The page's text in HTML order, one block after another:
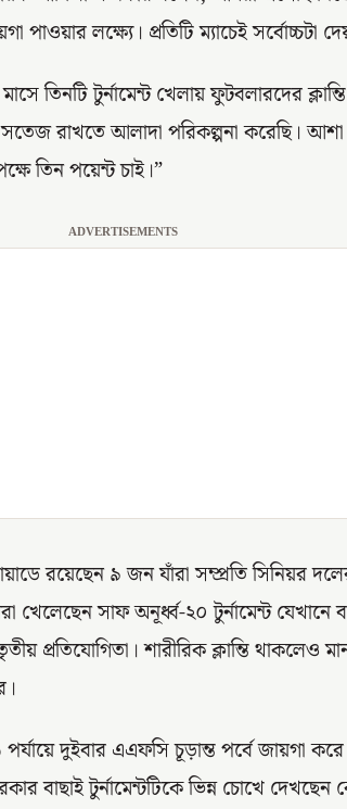
লক্ষ্যে। প্রতিটি ম্যাচেই সর্বোচ্চটা
তিনটি টুর্নামেন্ট খেলায় ফুটবলারদের
রাখতে আলাদা পরিকল্পনা করেছি।
তিন পয়েন্ট চাই।”
ADVERTISEMENTS
রয়েছেন ৯ জন যাঁরা সম্প্রতি সিনিয়র
সাফ অনূর্ধ্ব-২০ টুর্নামেন্ট যেখানে
প্রতিযোগিতা। শারীরিক ক্লান্তি থাকলেও
দুইবার এএফসি চূড়ান্ত পর্বে জায়গা
বাছাই টুর্নামেন্টটিকে ভিন্ন চোখে